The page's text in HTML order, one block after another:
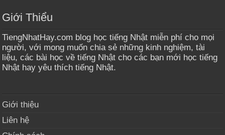
Giới Thiểu
TiengNhatHay.com blog học tiếng Nhật miễn phí cho mọi
người, với mong muốn chia sẻ những kinh nghiệm, tài
liệu, các bài học về tiếng Nhật cho các bạn mới học tiếng
Nhật hay yêu thích tiếng Nhật.
Giới thiệu
Liên hệ